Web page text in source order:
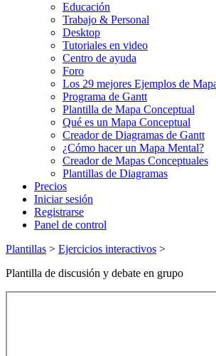
Educación
Trabajo & Personal
Desktop
Tutoriales en video
Centro de ayuda
Foro
Los 29 mejores Ejemplos de
Programa de Gantt
Plantilla de Mapa Conceptual
Qué es un Mapa Conceptual
Creador de Diagramas de Gantt
¿Cómo hacer un Mapa Mental?
Creador de Mapas Conceptuales
Plantillas de Diagramas
Precios
Iniciar sesión
Registrarse
Panel de control
Plantillas > Ejercicios interactivos >
Plantilla de discusión y debate en grupo